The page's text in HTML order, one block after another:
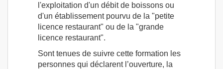
l'exploitation d'un débit de boissons ou
d'un établissement pourvu de la "petite
licence restaurant" ou de la "grande
licence restaurant".
Sont tenues de suivre cette formation les
personnes qui déclarent l’ouverture, la